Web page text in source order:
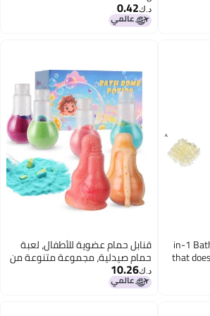
قنابل حمام عضوية للأطفال، لعبة
حمام صيدلية، مجموعة متنوعة من
6 قطع | قنابل حمام صغيرة للبنات
والأولاد | تتفاعل بالرغوة والفقاعات